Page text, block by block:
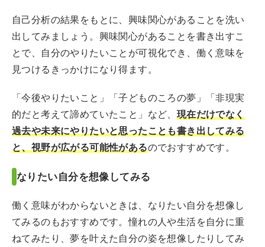
自己分析の結果をもとに、興味関心があることを洗い
出してみましょう。興味関心があることを書き出すこ
とで、自分のやりたいことが可視化でき、働く意味を
見つけるきっかけになり得ます。
「今後やりたいこと」「子どものころの夢」「非現実
的だと考えて諦めていたこと」など、 現在だけでなく
過去や未来にやりたいと思ったことも書き出してみる
と、視野が広がる可能性があるのでおすすめです。
なりたい自分を想像してみる
働く意味がわからないときは、なりたい自分を想像し
てみるのもおすすめです。憧れの人や生活を自分に重
ねてみたり、夢を叶えた自分の姿を想像したりしてみ